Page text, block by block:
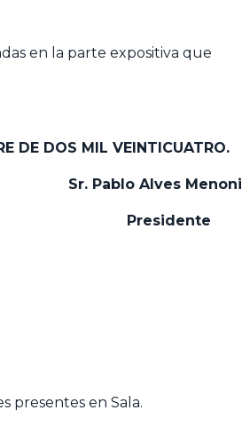
en la parte expositiva que
DE DOS MIL VEINTICUATRO.
Sr. Pablo Alves Menoni
Presidente
presentes en Sala.